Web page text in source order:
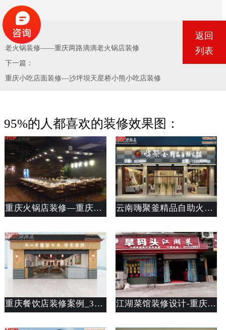
上一篇：
老火锅装修——重庆两路滴滴老火锅店装修
下一篇：
重庆小吃店面装修---沙坪坝天星桥小熊小吃店装修
返回
列表
95%的人都喜欢的装修效果图：
重庆火锅店装修—重庆大渡口转开味火锅店装修 云南嗨聚釜精品自助火锅装修设计案例
重庆餐饮店装修案例_360平烧烤店装修设计说明_重庆斯戴特装修公司 江湖菜馆装修设计-重庆旱码头江湖菜馆装修